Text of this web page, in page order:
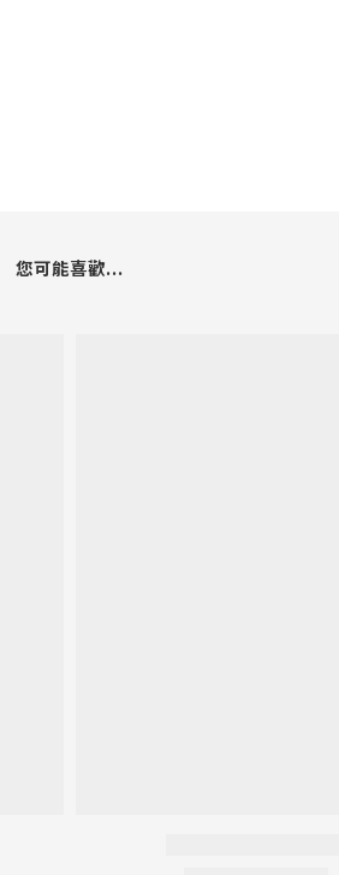
您可能喜歡...